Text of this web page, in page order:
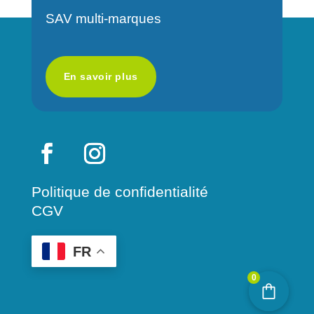
SAV multi-marques
En savoir plus
Politique de confidentialité
CGV
FR
0